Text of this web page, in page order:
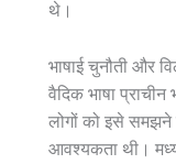
थे।
भाषाई चुनौती और
वैदिक भाषा प्राचीन
लोगों को इसे समझने
आवश्यकता थी।